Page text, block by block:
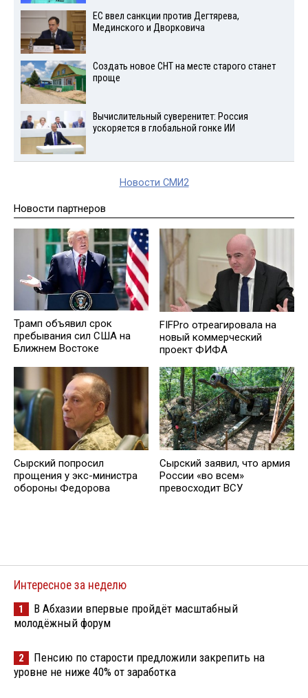
ЕС ввел санкции против Дегтярева,
Мединского и Дворковича
Создать новое СНТ на месте старого станет
проще
Вычислительный суверенитет: Россия
ускоряется в глобальной гонке ИИ
Новости СМИ2
Новости партнеров
Трамп объявил срок
пребывания сил США на
Ближнем Востоке
FIFPro отреагировала на
новый коммерческий
проект ФИФА
Сырский попросил
прощения у экс-министра
обороны Федорова
Сырский заявил, что армия
России «во всем»
превосходит ВСУ
Интересное за неделю
1
В Абхазии впервые пройдёт масштабный
молодёжный форум
2
Пенсию по старости предложили закрепить на
уровне не ниже 40% от заработка